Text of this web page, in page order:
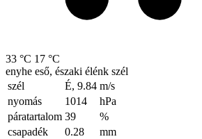
33 °C 17 °C
enyhe eső, északi élénk szél
szél
É, 9.84 m/s
nyomás
1014
hPa
páratartalom 39
%
csapadék
0.28
mm